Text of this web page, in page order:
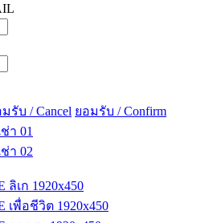
รับ / Cancel ยอมรับ / Confirm